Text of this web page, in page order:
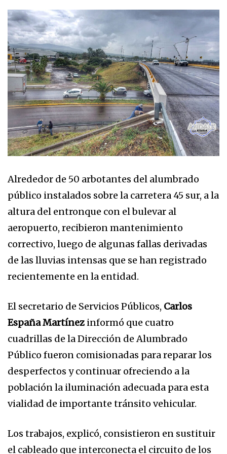
Alrededor de 50 arbotantes del alumbrado
público instalados sobre la carretera 45 sur, a la
altura del entronque con el bulevar al
aeropuerto, recibieron mantenimiento
correctivo, luego de algunas fallas derivadas
de las lluvias intensas que se han registrado
recientemente en la entidad.
El secretario de Servicios Públicos, Carlos
España Martínez informó que cuatro
cuadrillas de la Dirección de Alumbrado
Público fueron comisionadas para reparar los
desperfectos y continuar ofreciendo a la
población la iluminación adecuada para esta
vialidad de importante tránsito vehicular.
Los trabajos, explicó, consistieron en sustituir
el cableado que interconecta el circuito de los